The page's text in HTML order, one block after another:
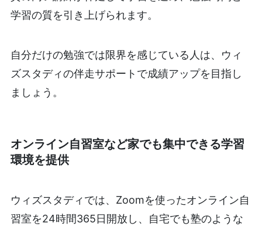
学習の質を引き上げられます。
自分だけの勉強では限界を感じている人は、ウィ
ズスタディの伴走サポートで成績アップを目指し
ましょう。
オンライン自習室など家でも集中できる学習
環境を提供
ウィズスタディでは、Zoomを使ったオンライン自
習室を24時間365日開放し、自宅でも塾のような